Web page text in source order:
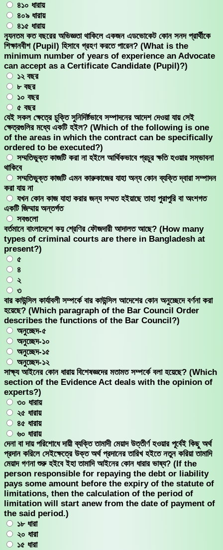
৪১০ ধারায়
৪০৯ ধারায়
৪১৫ ধারায়
ন্যূনতম কত বছরের অভিজ্ঞতা থাকিলে একজন এডভোকেট কোন সনদ প্রার্থীকে
শিক্ষানবীশ (Pupil) হিসাবে গ্রহণ করতে পারেন? (What is the
minimum number of years of experience an Advocate
can accept as a Certificate Candidate (Pupil)?)
১২ বছর
৮ বছর
১০ বছর
৫ বছর
যেই সকল ক্ষেত্রে চুক্তি সুনিদির্ষ্টভাবে সম্পাদনের আদেশ দেওয়া যায় সেই
ক্ষেত্রগুলির মধ্যে একটি হইল? (Which of the following is one
of the areas in which the contract can be specifically
ordered to be executed?)
সম্মতিভুক্ত কাজটি করা না হইলে আর্থিকভাবে প্রচুর ক্ষতি হওয়ার সম্ভাবনা
থাকিবে
সম্মতিভুক্ত কাজটি এমন কারুকাজের যাহা অন্য কোন ব্যক্তি দ্বারা সম্পাদন
করা যায় না
যখন কোন কাজ যাহা করার জন্য সম্মত হইয়াছে তাহা পুরাপুরি বা অংশগত
একটি জিম্মায় অন্তর্গত
সবগুলো
বর্তমানে বাংলাদেশে কয় শ্রেণির ফৌজদারী আদালত আছে? (How many
types of criminal courts are there in Bangladesh at
present?)
৫
৪
২
৩
বার কাউন্সিল কার্যাবলী সম্পর্কে বার কাউন্সিল আদেশের কোন অনুচ্ছেদে বর্ণনা করা
হয়েছে? (Which paragraph of the Bar Council Order
describes the functions of the Bar Council?)
অনুচ্ছেদ-৫
অনুচ্ছেদ-১০
অনুচ্ছেদ-১৫
অনুচ্ছেদ-১২
সাক্ষ্য আইনের কোন ধারায় বিশেষজ্ঞদের মতামত সম্পর্কে বলা হয়েছে? (Which
section of the Evidence Act deals with the opinion of
experts?)
৩০ ধারায়
২৫ ধারায়
৪৫ ধারায়
৬০ ধারায়
দেনা বা দায় পরিশোধে দায়ী ব্যক্তি তামাদী মেয়াদ উত্তীর্ণ হওয়ার পূর্বেই কিছু অর্থ
প্রদান করিলে সেইক্ষেত্রে উক্ত অর্থ প্রদানের তারিখ হইতে নতুন করিয়া তামাদি
মেয়াদ গণনা শুরু হইবে ইহা তামাদি আইনের কোন ধারার ভাষ্য? (If the
person responsible for repaying the debt or liability
pays some amount before the expiry of the statute of
limitations, then the calculation of the period of
limitation will start anew from the date of payment of
the said period.)
১৮ ধারা
২০ ধারা
১৫ ধারা